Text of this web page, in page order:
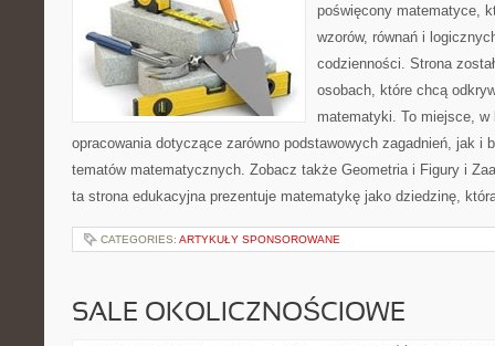
poświęcony matematyce,
wzorów, równań i
codzienności. Strona
osobach, które chcą
matematyki. To miejsce,
opracowania dotyczące zarówno podstawowych zagadnień, jak i
tematów matematycznych. Zobacz także Geometria i Figury i
ta strona edukacyjna prezentuje matematykę jako dziedzinę,
CATEGORIES: ARTYKUŁY SPONSOROWANE
SALE OKOLICZNOŚCIOWE